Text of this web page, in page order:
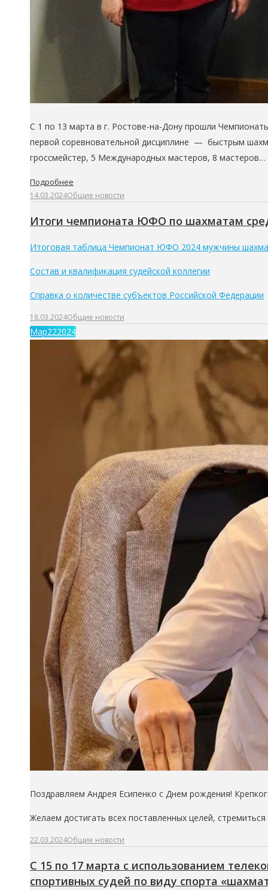
С 1 по 13 марта в г. Ростове-на-Дону прошли
первой соревновательной дисциплине — быстрым
гроссмейстер, 5 Международных мастеров, 8 мастеров…
Подробнее
14.03.2024Общие новости
Итоги чемпионата ЮФО по шахматам
Итоговая таблица Чемпионат ЮФО 2024 мужчины
Состав и квалификация судейской коллегии
Справка о количестве субъектов Российской Федерации
18.03.2024Общие новости
Мар222024
Поздравляем Андрея Есипенко с Днем рождения!
Желаем достигать всех поставленных целей,
22.03.2024Общие новости
С 15 по 17 марта с использованием
спортивных судей по виду спорта